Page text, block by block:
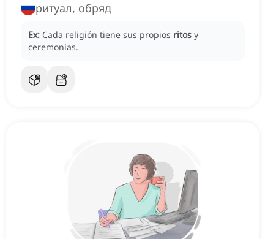
ритуал, обряд
Ex: Cada religión tiene sus propios ritos y
ceremonias.